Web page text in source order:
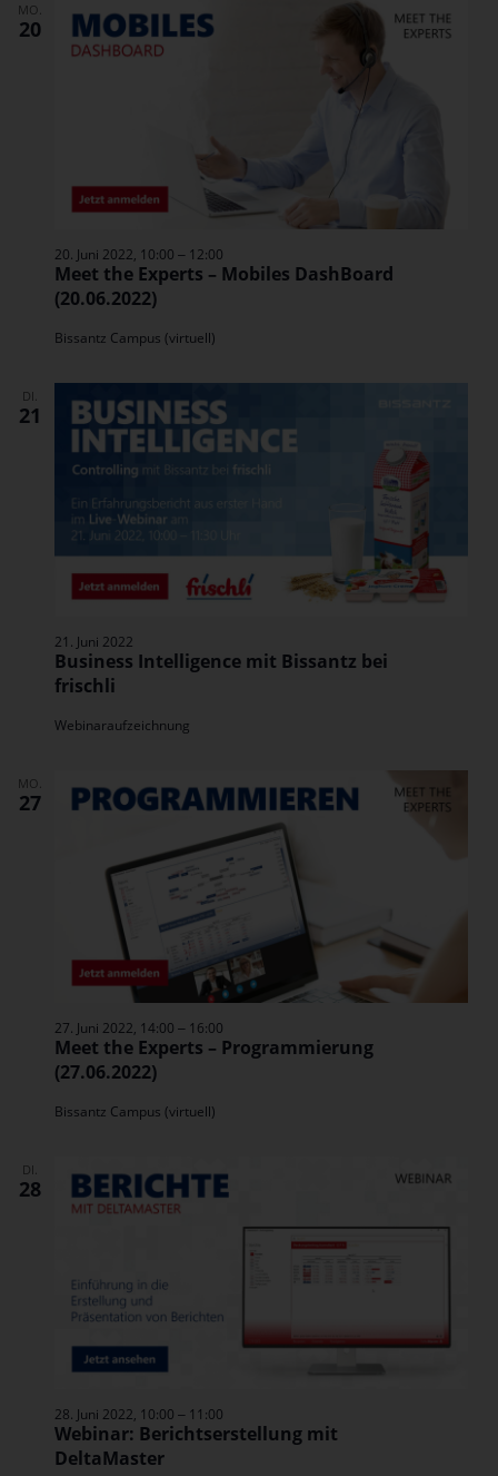
MO.
20
20. Juni 2022, 10:00 – 12:00
Meet the Experts – Mobiles DashBoard
(20.06.2022)
Bissantz Campus (virtuell)
DI.
21
21. Juni 2022
Business Intelligence mit Bissantz bei
frischli
Webinaraufzeichnung
MO.
27
27. Juni 2022, 14:00 – 16:00
Meet the Experts – Programmierung
(27.06.2022)
Bissantz Campus (virtuell)
DI.
28
28. Juni 2022, 10:00 – 11:00
Webinar: Berichtserstellung mit
DeltaMaster